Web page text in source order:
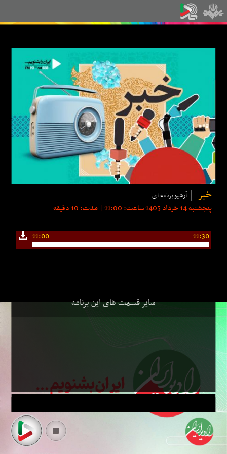
خبر آرشیو برنامه ای
پنجشنبه 14 خرداد 1405 ساعت: 11:00 | مدت: 10 دقیقه
11:00 11:30
سایر قسمت های این برنامه